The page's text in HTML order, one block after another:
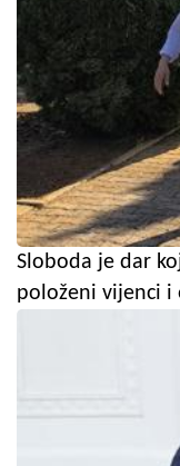
Sloboda je dar
položeni vijenci i